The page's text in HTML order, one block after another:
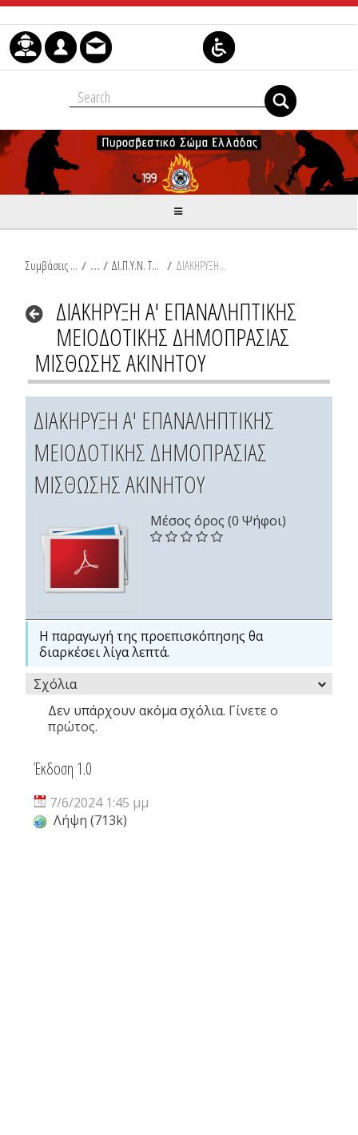
Μετάβαση στο περιεχόμενο
Συμβάσεις Διαβουλεύσεις Διαγωνισμοί / ΔΙ.Π.Υ.Ν. ΤΡΙΚΑΛΩΝ / ΔΙΑΚΗΡΥΞΗ Α' ΕΠΑΝΑΛΗΠΤΙΚΗΣ ΜΕΙΟΔΟΤΙΚΗΣ ΔΗΜΟΠΡΑΣΙΑΣ ΜΙΣΘΩΣΗΣ ΑΚΙΝΗΤΟΥ
ΔΙΑΚΗΡΥΞΗ Α' ΕΠΑΝΑΛΗΠΤΙΚΗΣ
ΜΕΙΟΔΟΤΙΚΗΣ ΔΗΜΟΠΡΑΣΙΑΣ
ΜΙΣΘΩΣΗΣ ΑΚΙΝΗΤΟΥ
ΔΙΑΚΗΡΥΞΗ Α' ΕΠΑΝΑΛΗΠΤΙΚΗΣ
ΜΕΙΟΔΟΤΙΚΗΣ ΔΗΜΟΠΡΑΣΙΑΣ
ΜΙΣΘΩΣΗΣ ΑΚΙΝΗΤΟΥ
Μέσος όρος (0 Ψήφοι)
Η παραγωγή της προεπισκόπησης θα
διαρκέσει λίγα λεπτά.
Σχόλια
Δεν υπάρχουν ακόμα σχόλια. Γίνετε ο
πρώτος.
Έκδοση 1.0
7/6/2024 1:45 μμ
Λήψη (713k)